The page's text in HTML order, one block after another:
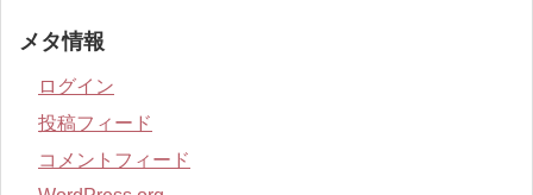
メタ情報
ログイン
投稿フィード
コメントフィード